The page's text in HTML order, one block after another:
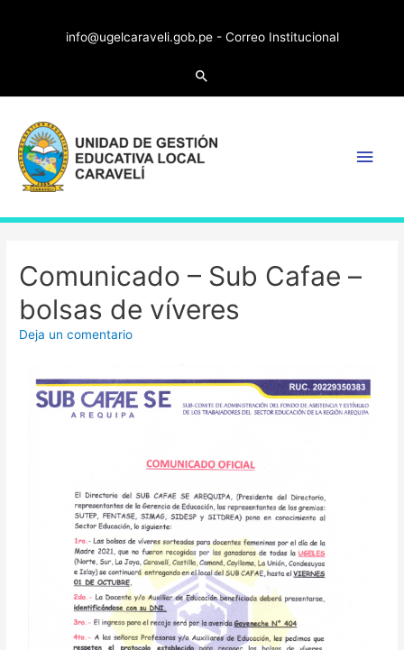
info@ugelcaraveli.gob.pe - Correo Institucional
Comunicado – Sub Cafae –
bolsas de víveres
Deja un comentario